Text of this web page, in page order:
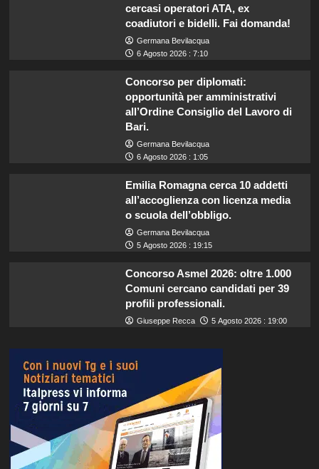
cercasi operatori ATA, ex
coadiutori e bidelli. Fai domanda!
Germana Bevilacqua
6 Agosto 2026 : 7:10
Concorso per diplomati:
opportunità per amministrativi
all’Ordine Consiglio del Lavoro di
Bari.
Germana Bevilacqua
6 Agosto 2026 : 1:05
Emilia Romagna cerca 10 addetti
all’accoglienza con licenza media
o scuola dell’obbligo.
Germana Bevilacqua
5 Agosto 2026 : 19:15
Concorso Asmel 2026: oltre 1.000
Comuni cercano candidati per 39
profili professionali.
Giuseppe Recca 5 Agosto 2026 : 19:00